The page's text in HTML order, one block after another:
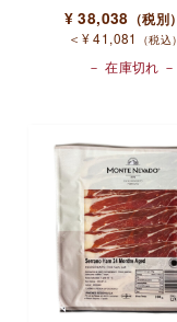
¥ 38,038 （税別
＜ ¥41,081 （税込）
－ 在庫切れ －